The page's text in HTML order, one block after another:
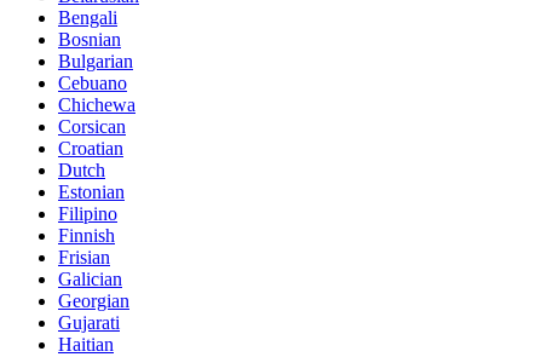
Bengali
Bosnian
Bulgarian
Cebuano
Chichewa
Corsican
Croatian
Dutch
Estonian
Filipino
Finnish
Frisian
Galician
Georgian
Gujarati
Haitian